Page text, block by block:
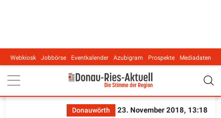
Main navigation
Webkiosk Jobbörse Eventkalender Azubigram Prospekte Mediadaten
Donauwörth 23. November 2018, 13:18